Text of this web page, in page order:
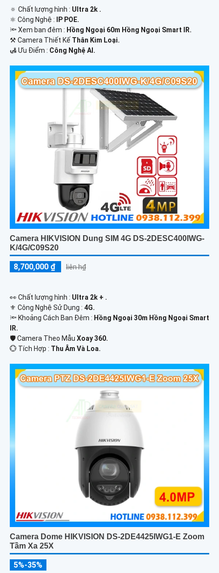
🔅 Chất lượng hình : Ultra 2k .
⚛️ Công Nghệ :
IP POE.
🔦 Xem ban đêm : Hồng Ngoại 60m Hồng Ngoại Smart IR.
⚒ Camera Thiết Kế Thân Kim Loại.
️🛃 Ưu Điểm : Công Nghệ AI.
Camera HIKVISION Dung SIM 4G DS-2DESC400IWG-
K/4G/C09S20
8,700,000 ₫ liên h₫
️👀 Chất lượng hình : Ultra 2k + .
⚜️ Công Nghệ Sử Dụng : 4G.
🔦 Khoảng Cách Ban Đêm : Hồng Ngoại 30m Hồng Ngoại Smart
IR.
🛡 Camera Theo Mẫu Xoay 360.
️💮 Tích Hợp : Thu Âm Và Loa.
Camera Dome HIKVISION DS-2DE4425IWG1-E Zoom
Tầm Xa 25X
5%-35%